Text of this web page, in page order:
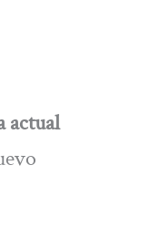
actual